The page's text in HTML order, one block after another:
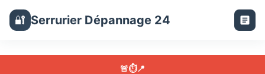
🔐 Serrurier Dépannage 24
🚨⏱️📍